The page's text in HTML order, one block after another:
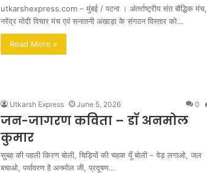
utkarshexpress.com – मुंबई / पटना । अंतर्राष्ट्रीय संत बौद्धिक मंच,
नरेंद्र मोदी विचार मंच एवं सनातनी अखाड़ा के संगठन विस्तार को…
Read More »
Utkarsh Express June 5, 2026 0
जन-जागरण कविता – डॉ अनमोल
कुमार
सुबह की पहली किरण बोली, चिड़ियों की चहक यूँ बोली – पेड़ लगाओ, जल
बचाओ, पर्यावरण है अनमोल जी, प्रदूषण…